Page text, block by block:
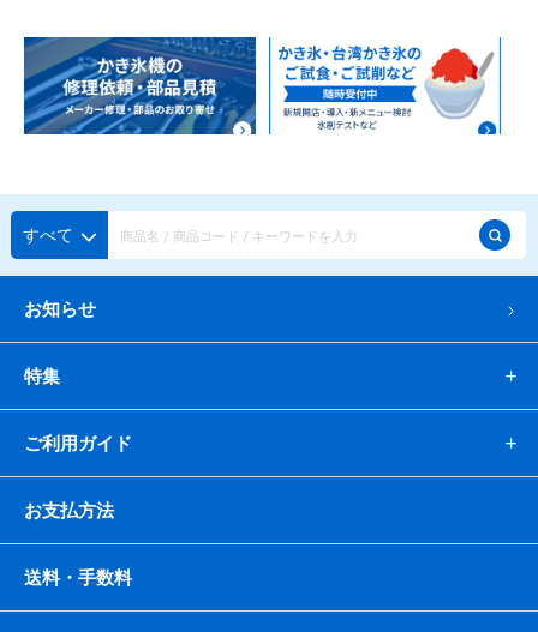
すべて
お知らせ
特集
ご利用ガイド
お支払方法
送料・手数料